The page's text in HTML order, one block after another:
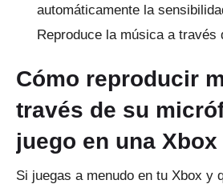
automáticamente la
Reproduce la música a través
Cómo reproducir
través de su
juego en una Xbox
Si juegas a menudo en tu Xbox y